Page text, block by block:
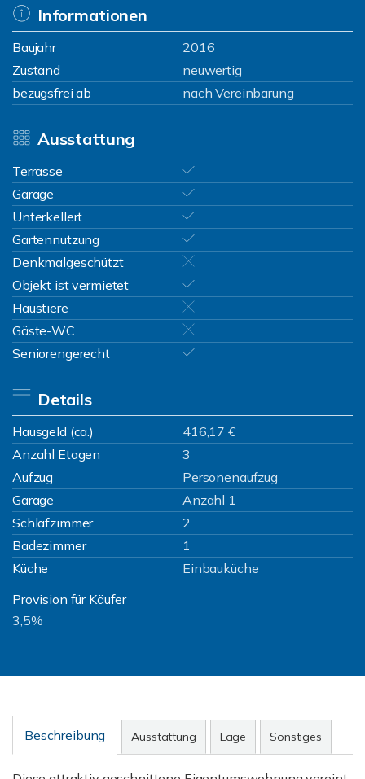
Informationen
Baujahr
2016
Zustand
neuwertig
bezugsfrei ab
nach Vereinbarung
Ausstattung
Terrasse
Garage
Unterkellert
Gartennutzung
Denkmalgeschützt
Objekt ist vermietet
Haustiere
Gäste-WC
Seniorengerecht
Details
Hausgeld (ca.)
416,17 €
Anzahl Etagen
3
Aufzug
Personenaufzug
Garage
Anzahl 1
Schlafzimmer
2
Badezimmer
1
Küche
Einbauküche
Provision für Käufer
3,5%
Beschreibung Ausstattung Lage Sonstiges